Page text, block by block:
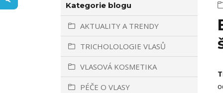
Kategorie blogu
AKTUALITY A TRENDY
TRICHOLOLOGIE VLASŮ
VLASOVÁ KOSMETIKA
PÉČE O VLASY